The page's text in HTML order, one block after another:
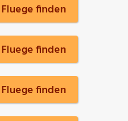
Fluege finden
Fluege finden
Fluege finden